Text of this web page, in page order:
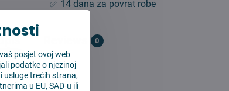
✅ 14 dana za povrat robe
0
posjet ovoj web
podatke o njezinoj
usluge trećih strana,
u EU, SAD-u ili